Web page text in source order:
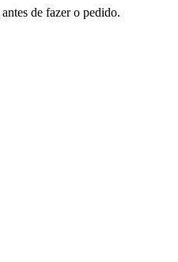
antes de fazer o pedido.